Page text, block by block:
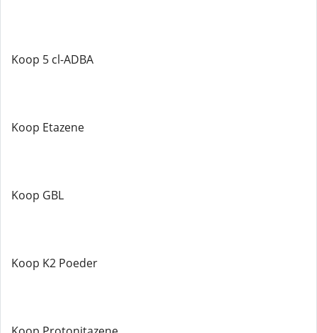
Koop 5 cl-ADBA
Koop Etazene
Koop GBL
Koop K2 Poeder